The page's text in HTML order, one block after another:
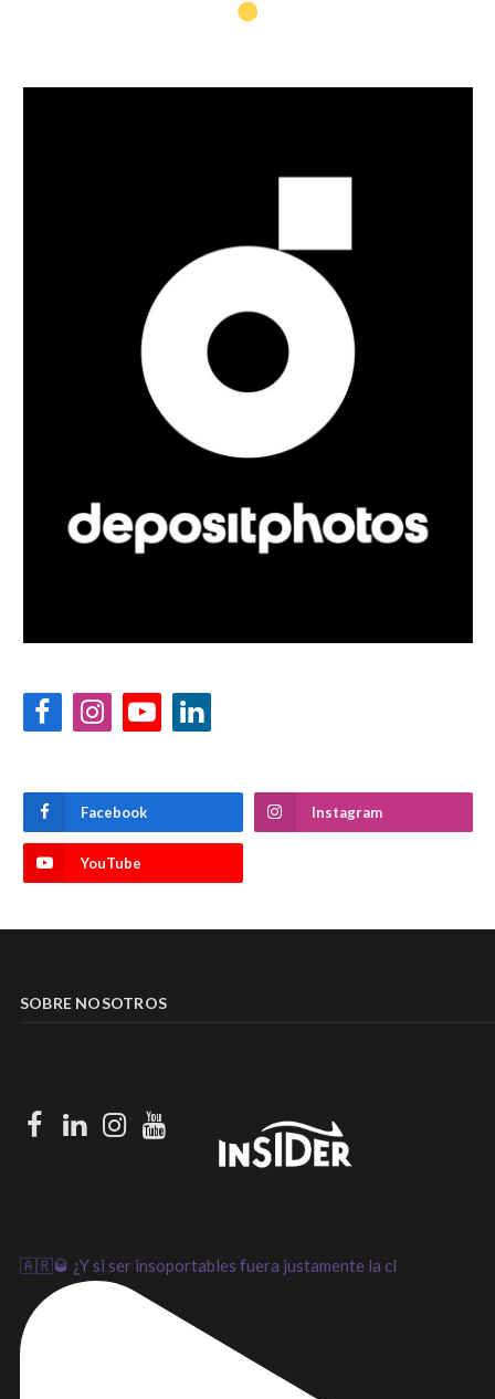
FacebookInstagramYouTubeLinkedIn
Facebook Instagram
YouTube
SOBRE NOSOTROS
Facebook
LinkedInInstagram
Youtube
🇦🇷🥃 ¿Y si ser insoportables fuera justamente la cl